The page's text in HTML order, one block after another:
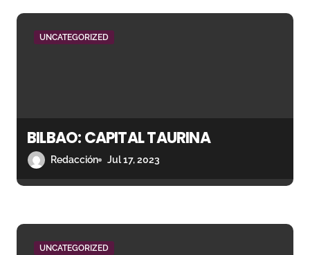
a
UNCATEGORIZED
BILBAO: CAPITAL TAURINA
Redacción Jul 17, 2023
UNCATEGORIZED